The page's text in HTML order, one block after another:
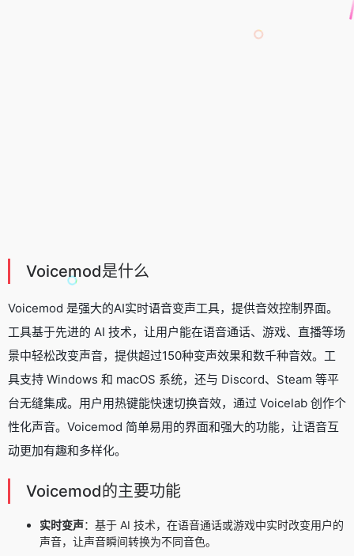
Voicemod是什么
Voicemod 是强大的AI实时语音变声工具，提供音效控制界面。
工具基于先进的 AI 技术，让用户能在语音通话、游戏、直播等场
景中轻松改变声音，提供超过150种变声效果和数千种音效。工
具支持 Windows 和 macOS 系统，还与 Discord、Steam 等平
台无缝集成。用户用热键能快速切换音效，通过 Voicelab 创作个
性化声音。Voicemod 简单易用的界面和强大的功能，让语音互
动更加有趣和多样化。
Voicemod的主要功能
实时变声：基于 AI 技术，在语音通话或游戏中实时改变用户的
声音，让声音瞬间转换为不同音色。